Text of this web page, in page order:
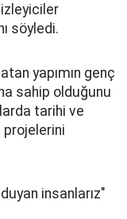
söyledi.
yapımın genç
sahip olduğunu
tarihi ve
projelerini
insanlarız"